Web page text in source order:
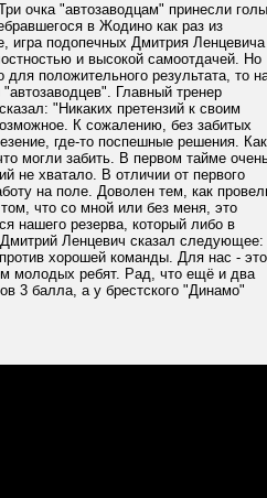
очка "автозаводцам" принесли голы
в Жодино как раз из
подопечных Дмитрия Ленцевича
и высокой самоотдачей. Но
положительного результата, то
Главный тренер
"Никаких претензий к своим
К сожалению, без забитых
где-то поспешные решения. Как
могли забить. В первом тайме
не хватало. В отличии от первого
на поле. Доволен тем, как
что со мной или без меня, это
нашего резерва, который либо в
Ленцевич сказал следующее:
хорошей команды. Для нас - это
молодых ребят. Рад, что ещё и два
3 балла, а у брестского "Динамо"